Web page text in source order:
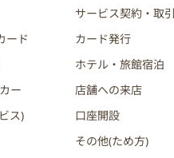
ード
ー
ス)
サービス契約・取引
カード発行
ホテル・旅館宿泊
店舗への来店
口座開設
その他(ため方)